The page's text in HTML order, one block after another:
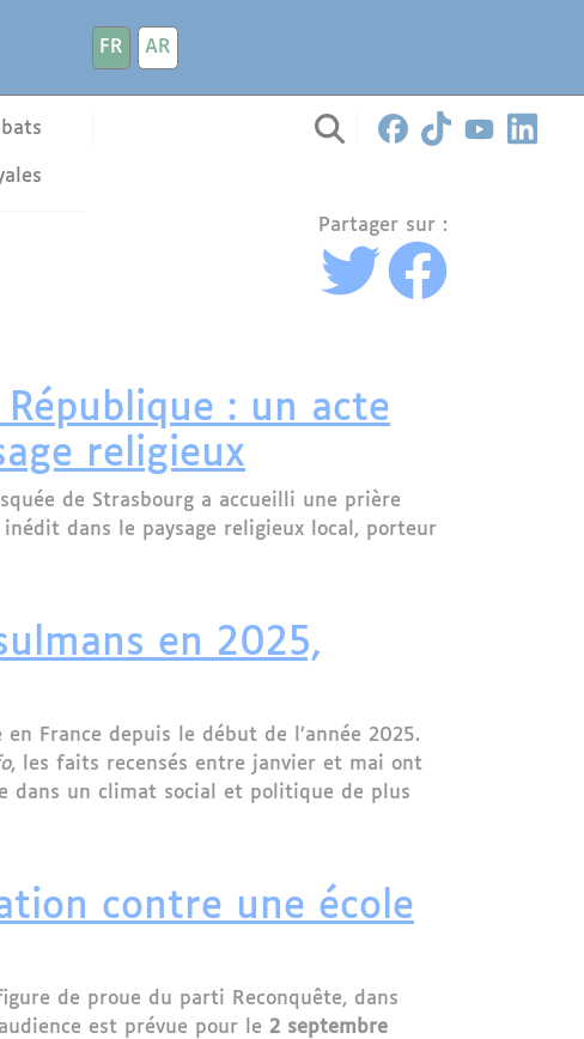
FR
AR
Partager sur :
: un acte
religieux
de Strasbourg a accueilli une prière
dans le paysage religieux local, porteur
en 2025,
France depuis le début de l’année 2025.
, les faits recensés entre janvier et mai ont
dans un climat social et politique de plus
contre une école
de proue du parti Reconquête, dans
est prévue pour le 2 septembre